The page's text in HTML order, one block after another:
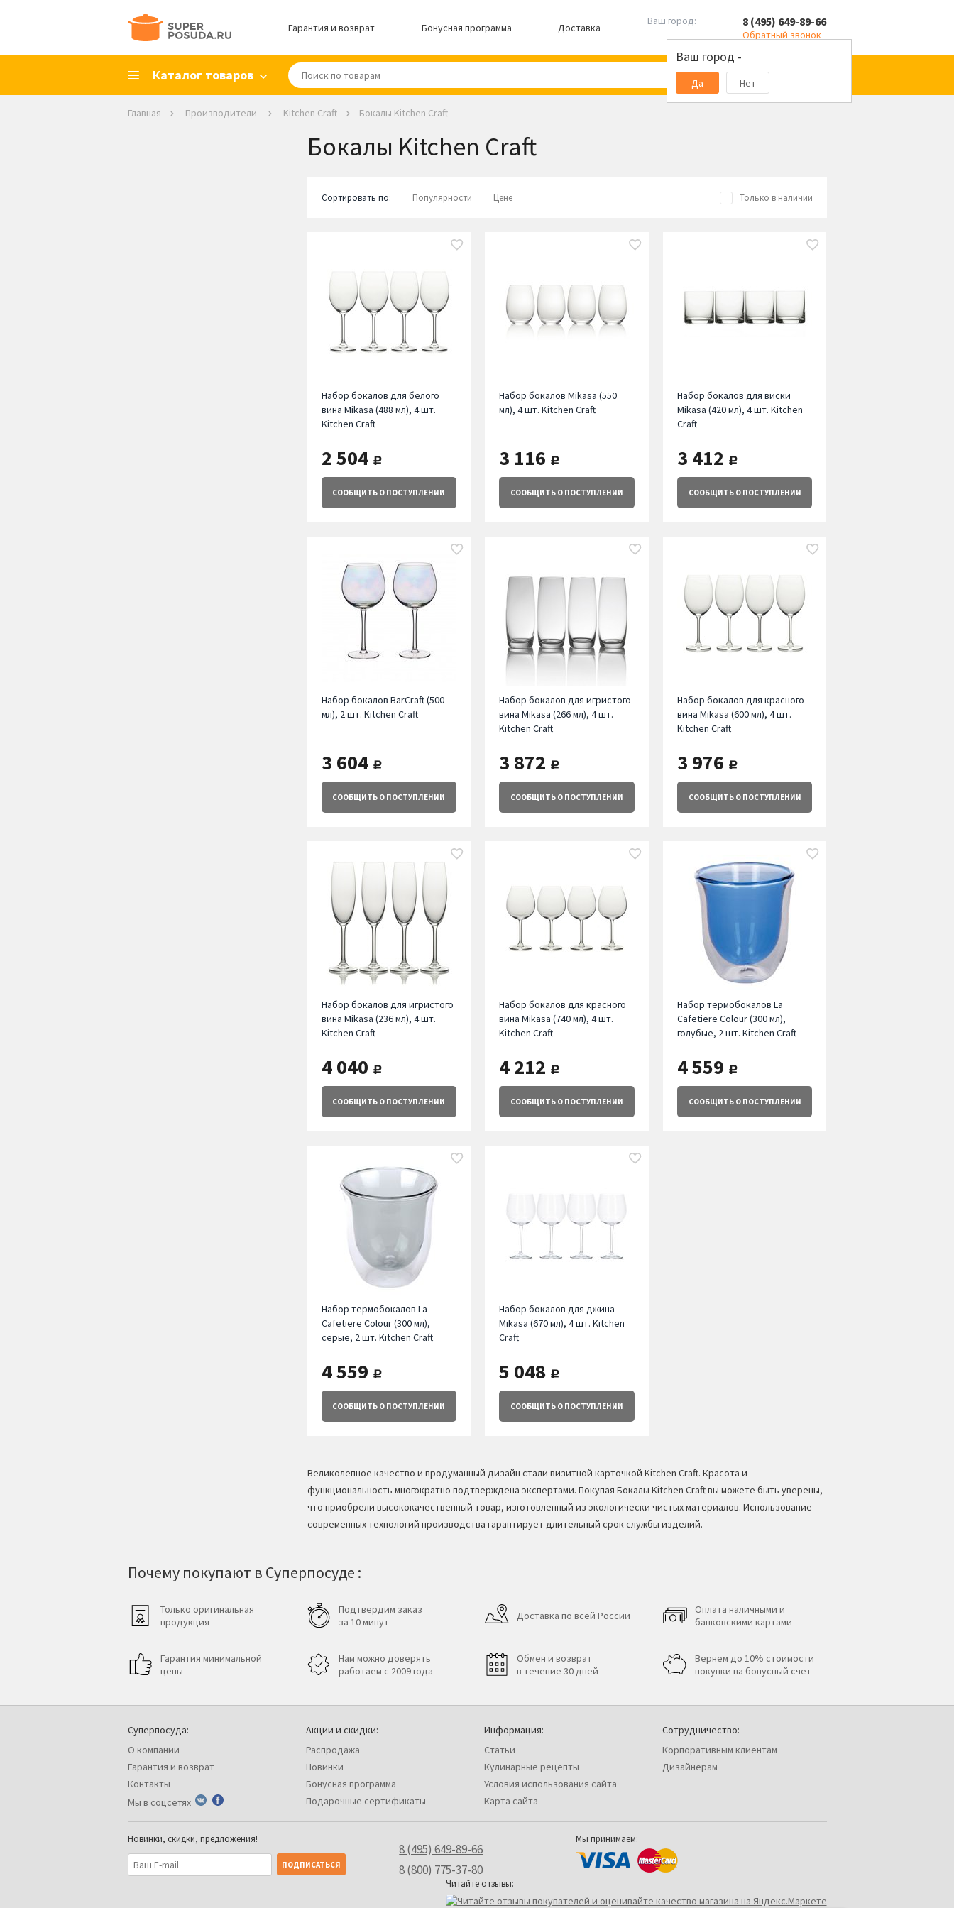
Гарантия и возврат Бонусная программа Доставка
Ваш город:
Ваш город -
Да Нет
8 (495) 649-89-66
Обратный звонок
Каталог товаров
Главная Производители Kitchen Craft Бокалы Kitchen Craft
Бокалы Kitchen Craft
Сортировать по: Популярности Цене Только в наличии
Набор бокалов для белого
вина Mikasa (488 мл), 4 шт.
Kitchen Craft
2 504 руб.
СООБЩИТЬ О ПОСТУПЛЕНИИ
Набор бокалов Mikasa (550
мл), 4 шт. Kitchen Craft
3 116 руб.
СООБЩИТЬО ПОСТУПЛЕНИИ
Набор бокалов для виски
Mikasa (420 мл), 4 шт. Kitchen
Craft
3 412 руб.
СООБЩИТЬО ПОСТУПЛЕНИИ
Набор бокалов BarCraft (500
мл), 2 шт. Kitchen Craft
3 604 руб.
СООБЩИТЬ О ПОСТУПЛЕНИИ
Набор бокалов для игристого
вина Mikasa (266 мл), 4 шт.
Kitchen Craft
3 872 руб.
СООБЩИТЬО ПОСТУПЛЕНИИ
Набор бокалов для красного
вина Mikasa (600 мл), 4 шт.
Kitchen Craft
3 976 руб.
СООБЩИТЬО ПОСТУПЛЕНИИ
Набор бокалов для игристого
вина Mikasa (236 мл), 4 шт.
Kitchen Craft
4 040 руб.
СООБЩИТЬ О ПОСТУПЛЕНИИ
Набор бокалов для красного
вина Mikasa (740 мл), 4 шт.
Kitchen Craft
4 212 руб.
СООБЩИТЬО ПОСТУПЛЕНИИ
Набор термобокалов La
Cafetiere Colour (300 мл),
голубые, 2 шт. Kitchen Craft
4 559 руб.
СООБЩИТЬО ПОСТУПЛЕНИИ
Набор термобокалов La
Cafetiere Colour (300 мл),
серые, 2 шт. Kitchen Craft
4 559 руб.
СООБЩИТЬ О ПОСТУПЛЕНИИ
Набор бокалов для джина
Mikasa (670 мл), 4 шт. Kitchen
Craft
5 048 руб.
СООБЩИТЬО ПОСТУПЛЕНИИ
Великолепное качество и продуманный дизайн стали визитной карточкой Kitchen Craft. Красота и
функциональность многократно подтверждена экспертами. Покупая Бокалы Kitchen Craft вы можете быть уверены,
что приобрели высококачественный товар, изготовленный из экологически чистых материалов. Использование
современных технологий производства гарантирует длительный срок службы изделий.
Почему покупают в Суперпосуде :
Только оригинальная
продукция
Гарантия минимальной
цены
Подтвердим заказ
за 10 минут
Нам можно доверять
работаем с 2009 года
Доставка по всей России
Обмен и возврат
в течение 30 дней
Оплата наличными и
банковскими картами
Вернем до 10% стоимости
покупки на бонусный счет
Суперпосуда:
О компании
Гарантия и возврат
Контакты
Мы в соцсетях
Акции и скидки:
Распродажа
Новинки
Бонусная программа
Подарочные сертификаты
Информация:
Статьи
Кулинарные рецепты
Условия использования сайта
Карта сайта
Сотрудничество:
Корпоративным клиентам
Дизайнерам
Новинки, скидки, предложения!
8 (495) 649-89-66
8 (800) 775-37-80
Мы принимаем:
Читайте отзывы: